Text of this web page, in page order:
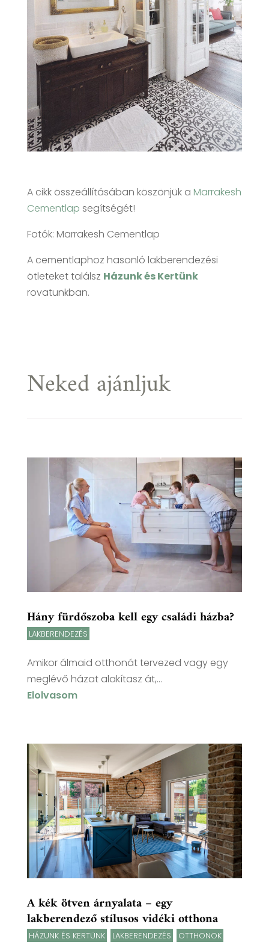
A cikk összeállításában köszönjük a Marrakesh
Cementlap segítségét!
Fotók: Marrakesh Cementlap
A cementlaphoz hasonló lakberendezési
ötleteket találsz Házunk és Kertünk
rovatunkban.
Neked ajánljuk
Hány fürdőszoba kell egy családi házba?
LAKBERENDEZÉS
Amikor álmaid otthonát tervezed vagy egy
meglévő házat alakítasz át,...
Elolvasom
A kék ötven árnyalata – egy
lakberendező stílusos vidéki otthona
HÁZUNK ÉS KERTÜNK LAKBERENDEZÉS OTTHONOK